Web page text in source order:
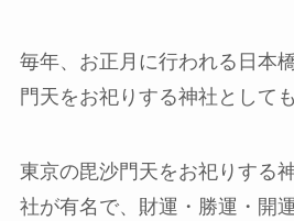
毎年、お正月に行われる日本
門天をお祀りする神社として
東京の毘沙門天をお祀りする
社が有名で、財運・勝運・開